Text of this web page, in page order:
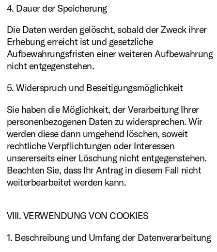
4. Dauer der Speicherung
Die Daten werden gelöscht, sobald der Zweck ihrer
Erhebung erreicht ist und gesetzliche
Aufbewahrungsfristen einer weiteren Aufbewahrung
nicht entgegenstehen.
5. Widerspruch und Beseitigungsmöglichkeit
Sie haben die Möglichkeit, der Verarbeitung Ihrer
personenbezogenen Daten zu widersprechen. Wir
werden diese dann umgehend löschen, soweit
rechtliche Verpflichtungen oder Interessen
unsererseits einer Löschung nicht entgegenstehen.
Beachten Sie, dass Ihr Antrag in diesem Fall nicht
weiterbearbeitet werden kann.
VIII. VERWENDUNG VON COOKIES
1. Beschreibung und Umfang der Datenverarbeitung